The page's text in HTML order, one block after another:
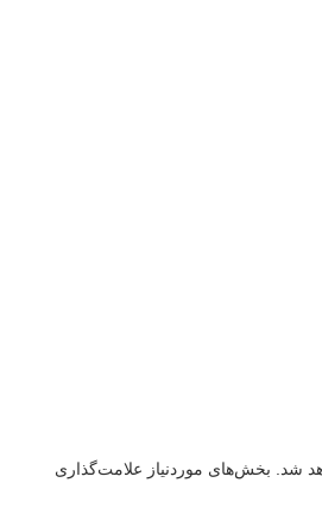
شد.
بخش‌های موردنیاز علامت‌گذاری